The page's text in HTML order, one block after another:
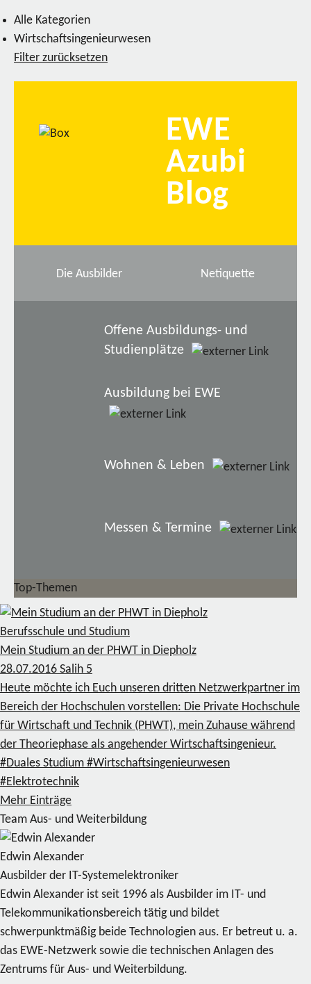
Alle Kategorien
Wirtschaftsingenieurwesen
Filter zurücksetzen
EWE
Azubi
Blog
Die Ausbilder Netiquette
Offene Ausbildungs- und
Studienplätze
Ausbildung bei EWE
Wohnen & Leben
Messen & Termine
Top-Themen
Berufsschule und Studium
Mein Studium an der PHWT in Diepholz
28.07.2016 Salih 5
Heute möchte ich Euch unseren dritten Netzwerkpartner im
Bereich der Hochschulen vorstellen: Die Private Hochschule
für Wirtschaft und Technik (PHWT), mein Zuhause während
der Theoriephase als angehender Wirtschaftsingenieur.
#Duales Studium #Wirtschaftsingenieurwesen
#Elektrotechnik
Mehr Einträge
Team Aus- und Weiterbildung
Edwin Alexander
Ausbilder der IT-Systemelektroniker
Edwin Alexander ist seit 1996 als Ausbilder im IT- und
Telekommunikationsbereich tätig und bildet
schwerpunktmäßig beide Technologien aus. Er betreut u. a.
das EWE-Netzwerk sowie die technischen Anlagen des
Zentrums für Aus- und Weiterbildung.